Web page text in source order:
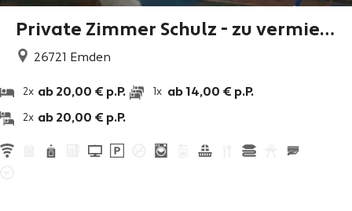
Private Zimmer Schulz - zu vermiet
en!26721 Emden
2x ab 20,00 € p.P.
2x ab 20,00 € p.P.
1x ab 14,00 € p.P.